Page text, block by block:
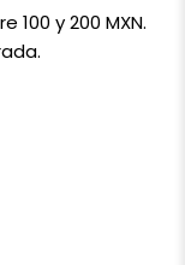
100y200 MXN.